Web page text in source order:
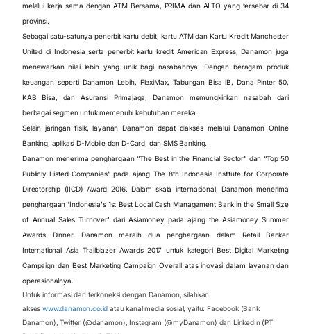
melalui kerja sama dengan ATM Bersama, PRIMA dan ALTO yang tersebar di 34
provinsi.
Sebagai satu-satunya penerbit kartu debit, kartu ATM dan Kartu Kredit Manchester
United di Indonesia serta penerbit kartu kredit American Express, Danamon juga
menawarkan nilai lebih yang unik bagi nasabahnya. Dengan beragam produk
keuangan seperti Danamon Lebih, FlexiMax, Tabungan Bisa iB, Dana Pinter 50,
KAB Bisa, dan Asuransi Primajaga, Danamon memungkinkan nasabah dari
berbagai segmen untuk memenuhi kebutuhan mereka.
Selain jaringan fisik, layanan Danamon dapat diakses melalui Danamon Online
Banking, aplikasi D-Mobile dan D-Card, dan SMS Banking.
Danamon menerima penghargaan “The Best in the Financial Sector” dan “Top 50
Publicly Listed Companies” pada ajang The 8th Indonesia Institute for Corporate
Directorship (IICD) Award 2016. Dalam skala internasional, Danamon menerima
penghargaan ‘Indonesia's 1st Best Local Cash Management Bank in the Small Size
of Annual Sales Turnover’ dari Asiamoney pada ajang the Asiamoney Summer
Awards Dinner. Danamon meraih dua penghargaan dalam Retail Banker
International Asia Trailblazer Awards 2017 untuk kategori Best Digital Marketing
Campaign dan Best Marketing Campaign Overall atas inovasi dalam layanan dan
operasionalnya.
Untuk informasi dan terkoneksi dengan Danamon, silahkan
akseswww.danamon.co.id atau kanal media sosial, yaitu: Facebook (Bank
Danamon), Twitter (@danamon), Instagram (@myDanamon) dan LinkedIn (PT